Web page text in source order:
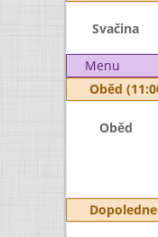
Svačina
Menu
Oběd
Oběd